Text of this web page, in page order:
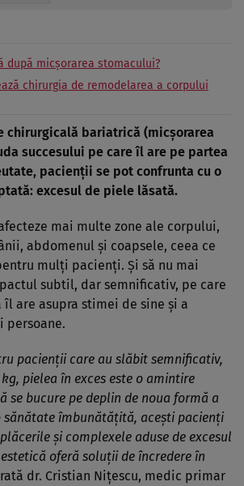
după micșorarea stomacului?
chirurgia de remodelarea a corpului
chirurgicală bariatrică (micșorarea
succesului pe care îl are pe partea
pacienții se pot confrunta cu o
excesul de piele lăsată.
mai multe zone ale corpului,
abdomenul și coapsele, ceea ce
mulți pacienți. Și să nu mai
subtil, dar semnificativ, pe care
are asupra stimei de sine și a
pacienții care au slăbit semnificativ,
pielea în exces este o amintire
se bucure pe deplin de noua formă a
sănătate îmbunătățită, acești pacienți
și complexele aduse de excesul
oferă soluții de încredere în
dr. Cristian Nițescu, medic primar